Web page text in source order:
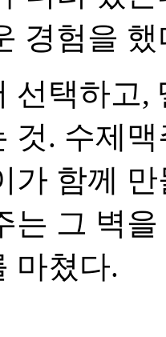
경험을
선택하고,
것. 수제
가 함께
는 그 벽
마쳤다.